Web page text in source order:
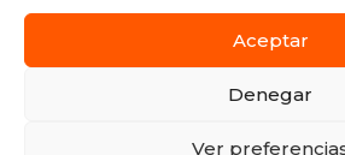
Aceptar
Denegar
Ver
Blog
Política de